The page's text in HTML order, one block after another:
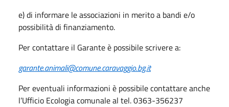
e) di informare le associazioni in merito a bandi e/o
possibilità di finanziamento.
Per contattare il Garante è possibile scrivere a:
garante.animali@comune.caravaggio.bg.it
Per eventuali informazioni è possibile contattare anche
l’Ufficio Ecologia comunale al tel. 0363-356237